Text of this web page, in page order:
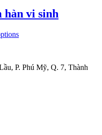
hàn vi sinh
P. Phú Mỹ, Q. 7, Thành